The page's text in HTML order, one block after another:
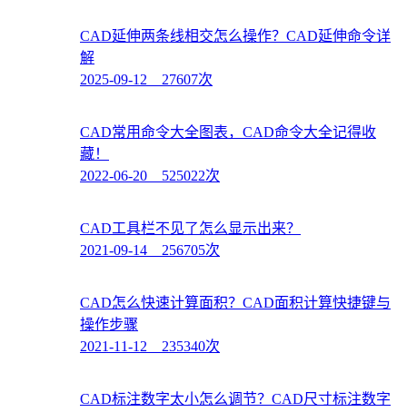
CAD延伸两条线相交怎么操作？CAD延伸命令详
解
2025-09-12 27607次
CAD常用命令大全图表，CAD命令大全记得收
藏！
2022-06-20 525022次
CAD工具栏不见了怎么显示出来？
2021-09-14 256705次
CAD怎么快速计算面积？CAD面积计算快捷键与
操作步骤
2021-11-12 235340次
CAD标注数字太小怎么调节？CAD尺寸标注数字